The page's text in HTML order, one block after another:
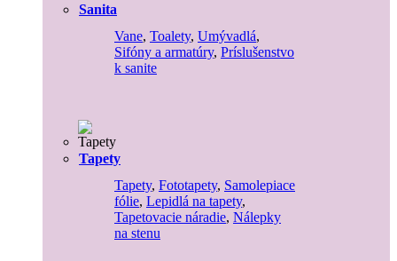
Sanita
Vane, Toalety, Umývadlá,
Sifóny a armatúry, Príslušenstvo
k sanite
Tapety
Tapety, Fototapety, Samolepiace
fólie, Lepidlá na tapety,
Tapetovacie náradie, Nálepky
na stenu